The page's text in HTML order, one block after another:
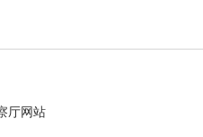
厅网站